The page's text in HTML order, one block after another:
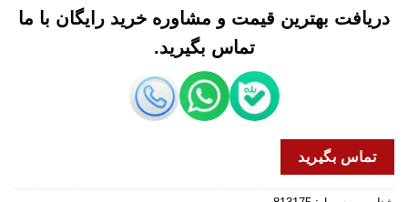
دریافت بهترین قیمت و مشاوره خرید رایگان با ما
تماس بگیرید.
تماس بگیرید